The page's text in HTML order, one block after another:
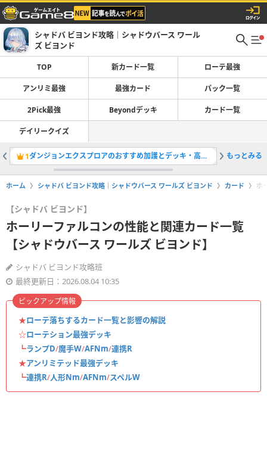
シャドバ ビヨンド攻略｜シャドウバース ワール
ズ ビヨンド
TOP 新カード一覧 ローテ最強
アンリミ最強 最強カード パック一覧
2Pick最強 Beyondデッキ カード一覧
デイリークイズ
1 ダンジョンエクスプロアのおすすめ加護とデッキ・高スコアの取り方 2ローテ
もっとみる
ホーム シャドバ ビヨンド攻略｜シャドウバース ワールズ ビヨンド カード ホ
【シャドバ ビヨンド】
ホーリーファルコンの性能と関連カード一覧
【シャドウバース ワールズ ビヨンド】
シャドバ ビヨンド攻略班
最終更新日：2026.08.04 10:35
★ローテ落ちするカード一覧と影響の解説
☆ローテション最強デッキ
┗ランプD/魔手W/AFNm/連携R
★アンリミテッド最強デッキ
┗連携R/人形Nm/AFNm/スペルW
ピックアップ情報